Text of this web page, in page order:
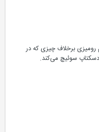
رومیزی برخلاف چیزی که در